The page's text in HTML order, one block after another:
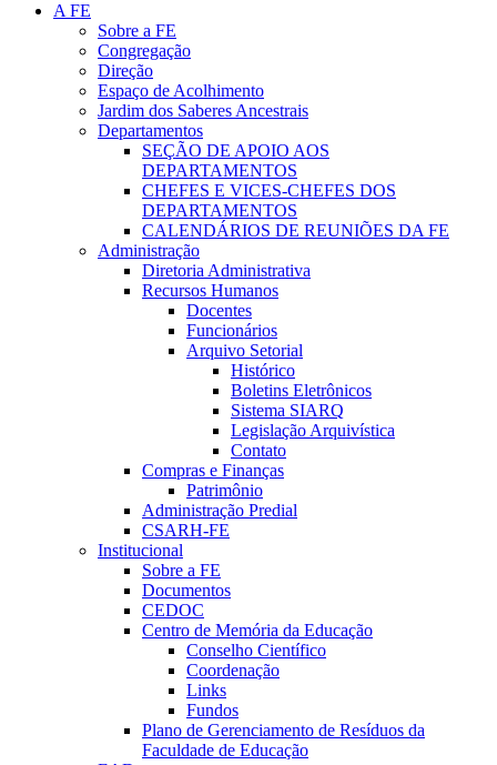
A FE
Sobre a FE
Congregação
Direção
Espaço de Acolhimento
Jardim dos Saberes Ancestrais
Departamentos
SEÇÃO DE APOIO AOS
DEPARTAMENTOS
CHEFES E VICES-CHEFES DOS
DEPARTAMENTOS
CALENDÁRIOS DE REUNIÕES DA FE
Administração
Diretoria Administrativa
Recursos Humanos
Docentes
Funcionários
Arquivo Setorial
Histórico
Boletins Eletrônicos
Sistema SIARQ
Legislação Arquivística
Contato
Compras e Finanças
Patrimônio
Administração Predial
CSARH-FE
Institucional
Sobre a FE
Documentos
CEDOC
Centro de Memória da Educação
Conselho Científico
Coordenação
Links
Fundos
Plano de Gerenciamento de Resíduos da
Faculdade de Educação